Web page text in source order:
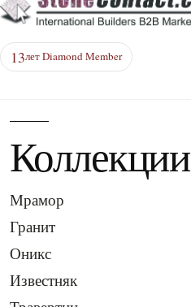
13лет Diamond Member
Коллекции
Мрамор
Гранит
Оникс
Известняк